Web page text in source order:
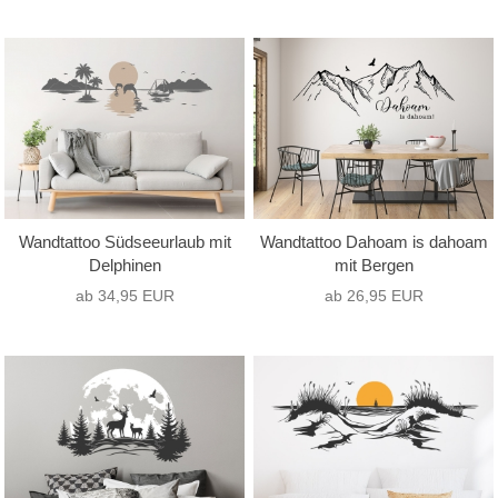
Wandtattoo Südseeurlaub mit
Delphinen
ab 34,95 EUR
Wandtattoo Dahoam is dahoam
mit Bergen
ab 26,95 EUR